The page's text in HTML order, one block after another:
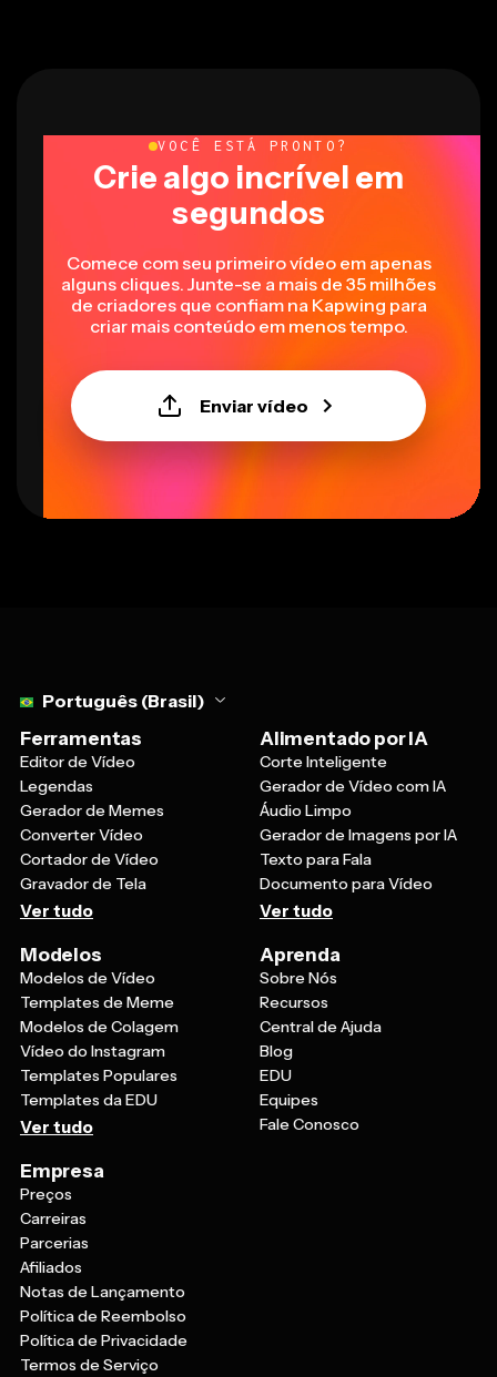
VOCÊ ESTÁ PRONTO?
Crie algo incrível em
segundos
Comece com seu primeiro vídeo em apenas
alguns cliques. Junte-se a mais de 35 milhões
de criadores que confiam na Kapwing para
criar mais conteúdo em menos tempo.
Enviar vídeo
Português (Brasil)
Ferramentas
Editor de Vídeo
Legendas
Gerador de Memes
Converter Vídeo
Cortador de Vídeo
Gravador de Tela
Ver tudo
Alimentado por IA
Corte Inteligente
Gerador de Vídeo com IA
Áudio Limpo
Gerador de Imagens por IA
Texto para Fala
Documento para Vídeo
Ver tudo
Modelos
Modelos de Vídeo
Templates de Meme
Modelos de Colagem
Vídeo do Instagram
Templates Populares
Templates da EDU
Ver tudo
Aprenda
Sobre Nós
Recursos
Central de Ajuda
Blog
EDU
Equipes
Fale Conosco
Empresa
Preços
Carreiras
Parcerias
Afiliados
Notas de Lançamento
Política de Reembolso
Política de Privacidade
Termos de Serviço